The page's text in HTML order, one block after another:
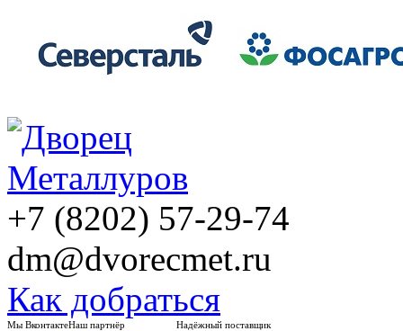
+7 (8202) 57-29-74
dm@dvorecmet.ru
Как добраться
Мы ВконтактеНаш партнёр Надёжный поставщик